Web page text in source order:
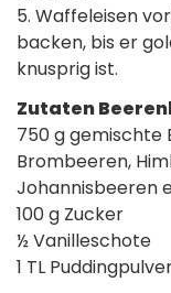
5. Waffeleisen
backen, bis er
knusprig ist.
Zutaten
750 g gemischte
Brombeeren,
Johannisbeeren
100 g Zucker
½ Vanilleschote
1 TL